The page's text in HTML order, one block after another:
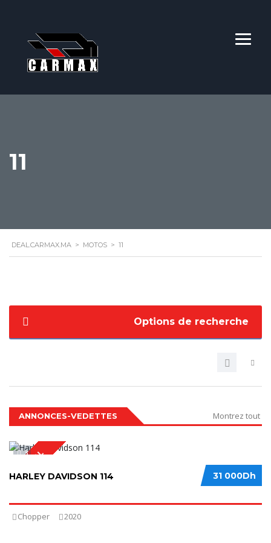
11
DEAL.CARMAX.MA > MOTOS > 11
Options de recherche
ANNONCES-VEDETTES Montrez tout
SPECIAL
3
31 000Dh
HARLEY DAVIDSON 114
Chopper 2020